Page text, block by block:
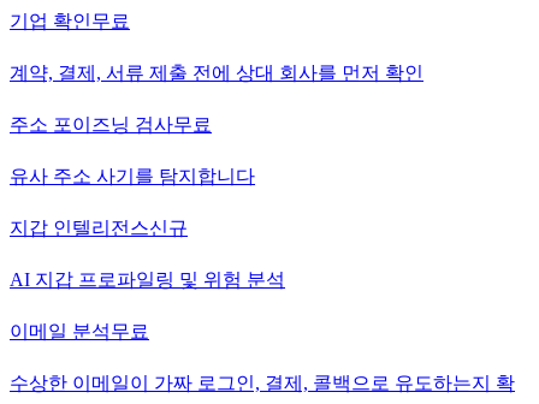
기업 확인무료
계약, 결제, 서류 제출 전에 상대 회사를 먼저 확인
주소 포이즈닝 검사무료
유사 주소 사기를 탐지합니다
지갑 인텔리전스신규
AI 지갑 프로파일링 및 위험 분석
이메일 분석무료
수상한 이메일이 가짜 로그인, 결제, 콜백으로 유도하는지 확